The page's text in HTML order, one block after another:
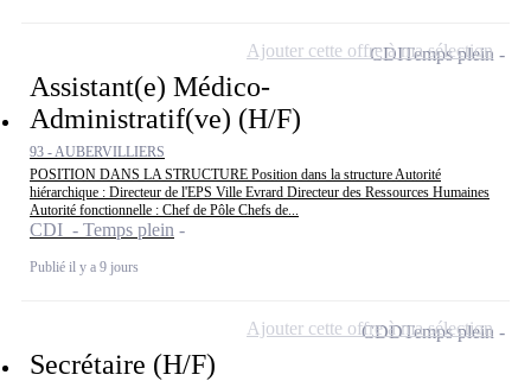
Assistant(e) Médico-
Administratif(ve) (H/F)
93 - AUBERVILLIERS
POSITION DANS LA STRUCTURE Position dans la structure Autorité
hiérarchique : Directeur de l'EPS Ville Evrard Directeur des Ressources Humaines
Autorité fonctionnelle : Chef de Pôle Chefs de...
CDI - Temps plein
Publié il y a 9 jours
CDITemps plein
Ajouter cette offre à ma sélection
Secrétaire (H/F)
CDDTemps plein
Ajouter cette offre à ma sélection